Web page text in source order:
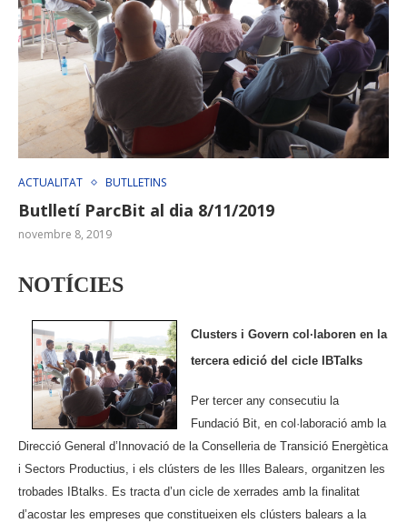
ACTUALITAT BUTLLETINS
Butlletí ParcBit al dia 8/11/2019
novembre 8, 2019
NOTÍCIES
Clusters i Govern col·laboren en la
tercera edició del cicle IBTalks
Per tercer any consecutiu la
Fundació Bit, en col·laboració amb la
Direcció General d’Innovació de la Conselleria de Transició Energètica
i Sectors Productius, i els clústers de les Illes Balears, organitzen les
trobades IBtalks. Es tracta d’un cicle de xerrades amb la finalitat
d’acostar les empreses que constitueixen els clústers balears a la